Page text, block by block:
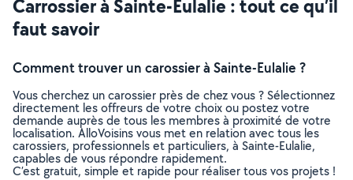
Carrossier à Sainte-Eulalie : tout ce qu’il
faut savoir
Comment trouver un carossier à Sainte-Eulalie ?
Vous cherchez un carossier près de chez vous ? Sélectionnez
directement les offreurs de votre choix ou postez votre
demande auprès de tous les membres à proximité de votre
localisation. AlloVoisins vous met en relation avec tous les
carossiers, professionnels et particuliers, à Sainte-Eulalie,
capables de vous répondre rapidement.
C’est gratuit, simple et rapide pour réaliser tous vos projets !